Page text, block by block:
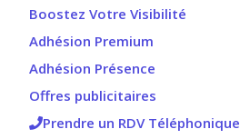
Boostez Votre Visibilité
Adhésion Premium
Adhésion Présence
Offres publicitaires
Prendre un RDV Téléphonique